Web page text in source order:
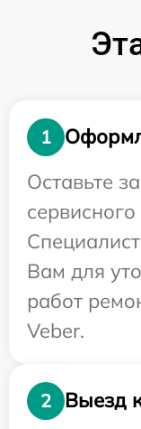
1
Оставьте
Вам для
работ
Veber.
2 Выезд